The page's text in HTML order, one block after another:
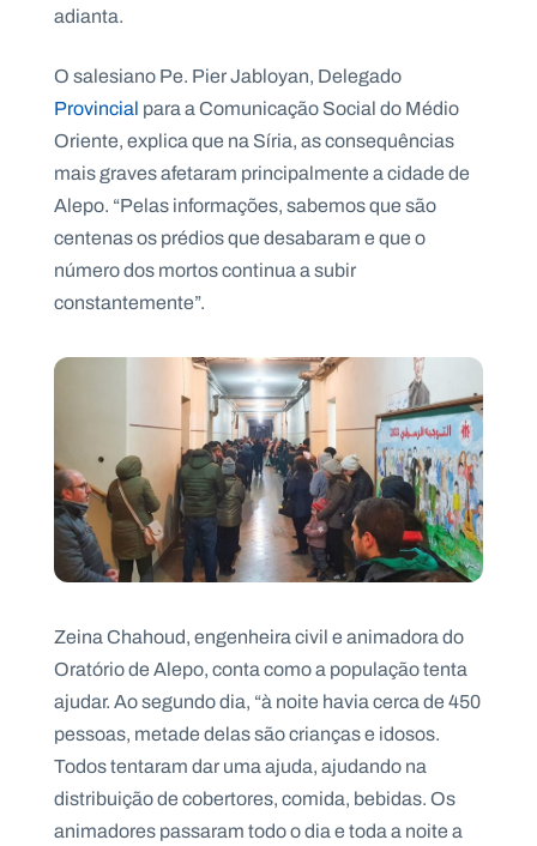
adianta.
O salesiano Pe. Pier Jabloyan, Delegado
Provincial para a Comunicação Social do Médio
Oriente, explica que na Síria, as consequências
mais graves afetaram principalmente a cidade de
Alepo. “Pelas informações, sabemos que são
centenas os prédios que desabaram e que o
número dos mortos continua a subir
constantemente”.
Zeina Chahoud, engenheira civil e animadora do
Oratório de Alepo, conta como a população tenta
ajudar. Ao segundo dia, “à noite havia cerca de 450
pessoas, metade delas são crianças e idosos.
Todos tentaram dar uma ajuda, ajudando na
distribuição de cobertores, comida, bebidas. Os
animadores passaram todo o dia e toda a noite a